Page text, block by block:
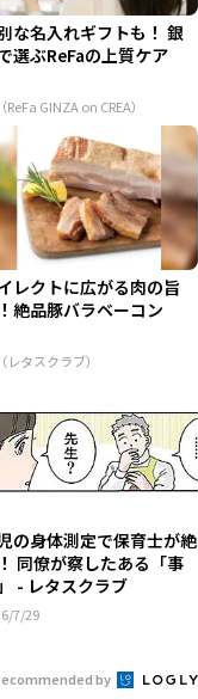
な名入れギフトも！ 銀
選ぶReFaの上質ケア
ReFa GINZA on CREA）
レクトに広がる肉の旨
絶品豚バラベーコン
レタスクラブ）
の身体測定で保育士が絶
同僚が察したある「事
- レタスクラブ
7/29
by